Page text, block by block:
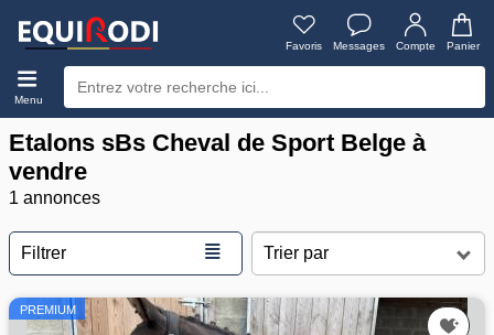
Favoris Messages Compte Panier
Menu
Etalons sBs Cheval de Sport Belge à
vendre
1 annonces
Filtrer ≣
PREMIUM